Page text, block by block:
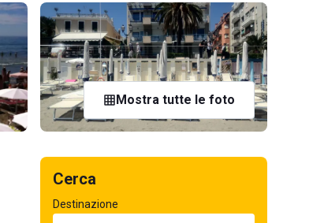
Mostra tutte le foto
Cerca
Destinazione